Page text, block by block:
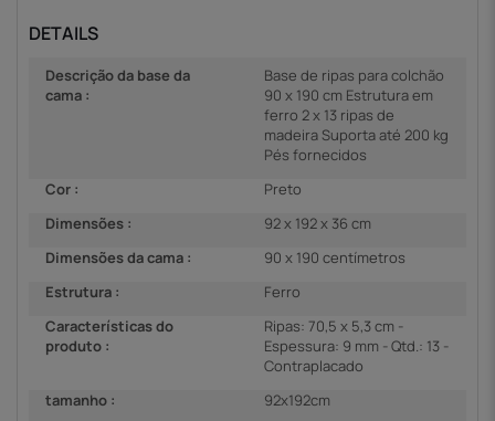
DETAILS
Descrição da base da
cama :
Base de ripas para colchão
90 x 190 cm Estrutura em
ferro 2 x 13 ripas de
madeira Suporta até 200 kg
Pés fornecidos
Cor :
Preto
Dimensões :
92 x 192 x 36 cm
Dimensões da cama :
90 x 190 centímetros
Estrutura :
Ferro
Características do
produto :
Ripas: 70,5 x 5,3 cm -
Espessura: 9 mm - Qtd.: 13 -
Contraplacado
tamanho :
92x192cm